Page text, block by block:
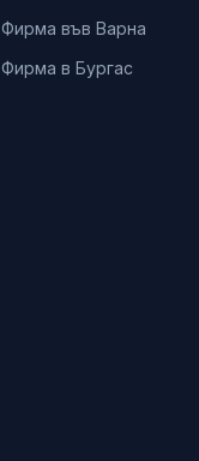
Фирма във Варна
Фирма в Бургас